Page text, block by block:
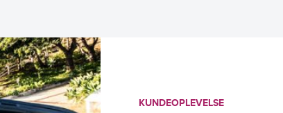
KUNDEOPLEVELSE